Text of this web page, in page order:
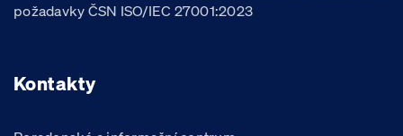
požadavky ČSN ISO/IEC 27001:2023
Kontakty